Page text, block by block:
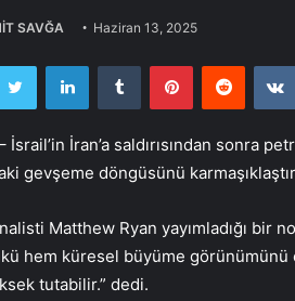
SAVĞA Haziran 13, 2025
Twitter LinkedInTumblr PinterestReddit
İsrail’in İran’a saldırısından sonra
gevşeme döngüsünü
Matthew Ryan yayımladığı bir
hem küresel büyüme
tutabilir.” dedi.